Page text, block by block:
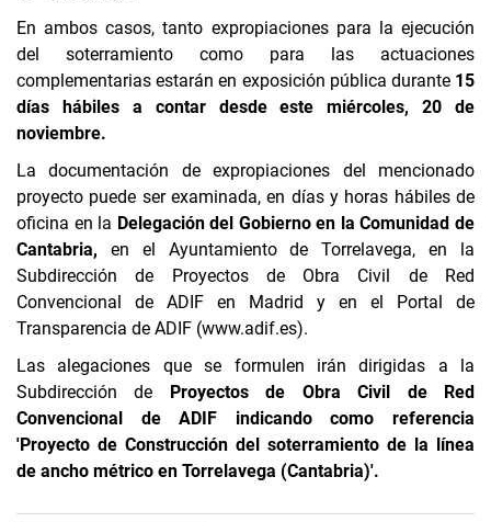
En ambos casos, tanto expropiaciones para la ejecución
del soterramiento como para las actuaciones
complementarias estarán en exposición pública durante 15
días hábiles a contar desde este miércoles, 20 de
noviembre.
La documentación de expropiaciones del mencionado
proyecto puede ser examinada, en días y horas hábiles de
oficina en la Delegación del Gobierno en la Comunidad de
Cantabria, en el Ayuntamiento de Torrelavega, en la
Subdirección de Proyectos de Obra Civil de Red
Convencional de ADIF en Madrid y en el Portal de
Transparencia de ADIF (www.adif.es).
Las alegaciones que se formulen irán dirigidas a la
Subdirección de Proyectos de Obra Civil de Red
Convencional de ADIF indicando como referencia
'Proyecto de Construcción del soterramiento de la línea
de ancho métrico en Torrelavega (Cantabria)'.